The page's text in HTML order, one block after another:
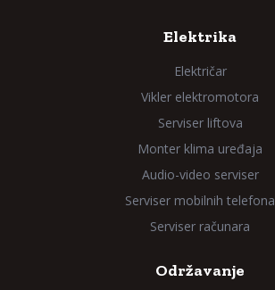
Elektrika
Električar
Vikler elektromotora
Serviser liftova
Monter klima uređaja
Audio-video serviser
Serviser mobilnih telefona
Serviser računara
Održavanje